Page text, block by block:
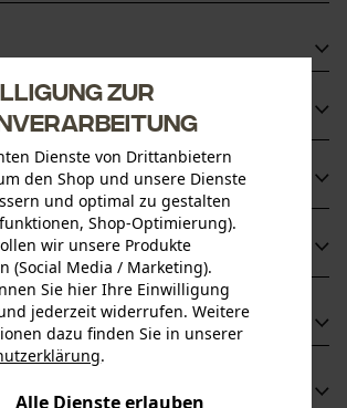
aus leichtem Single Jersey
Futter
Campen, Wandern
(PDF)
(PDF)
zur
Dienste von Drittanbietern
den Shop und unsere Dienste
und optimal zu gestalten
Shop-Optimierung).
wir unsere Produkte
(Social Media / Marketing).
Sie hier Ihre Einwilligung
jederzeit widerrufen. Weitere
dazu finden Sie in unserer
.
Alle Dienste erlauben
Fehler aufgetreten. Bitte